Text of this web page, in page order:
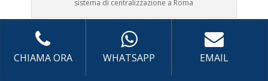
sistema di centralizzazione a Roma
Prima Accensione
Caldaia con sistema di
centralizzazione Viessman Piramide
Assistenza
Caldaia con sistema di centralizzazione
Viessman Piramide
CHIAMA ORA WHATSAPP EMAIL